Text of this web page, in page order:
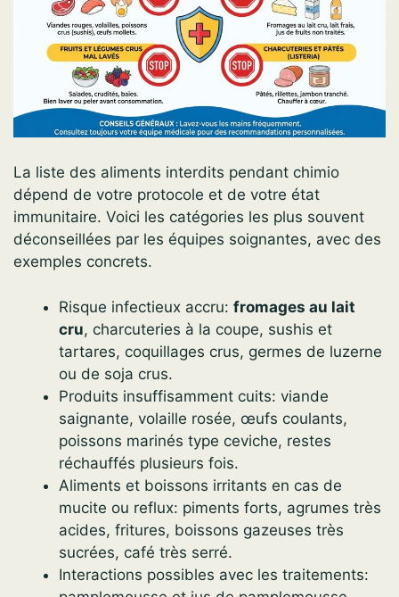
La liste des aliments interdits pendant chimio
dépend de votre protocole et de votre état
immunitaire. Voici les catégories les plus souvent
déconseillées par les équipes soignantes, avec des
exemples concrets.
Risque infectieux accru: fromages au lait
cru, charcuteries à la coupe, sushis et
tartares, coquillages crus, germes de luzerne
ou de soja crus.
Produits insuffisamment cuits: viande
saignante, volaille rosée, œufs coulants,
poissons marinés type ceviche, restes
réchauffés plusieurs fois.
Aliments et boissons irritants en cas de
mucite ou reflux: piments forts, agrumes très
acides, fritures, boissons gazeuses très
sucrées, café très serré.
Interactions possibles avec les traitements: